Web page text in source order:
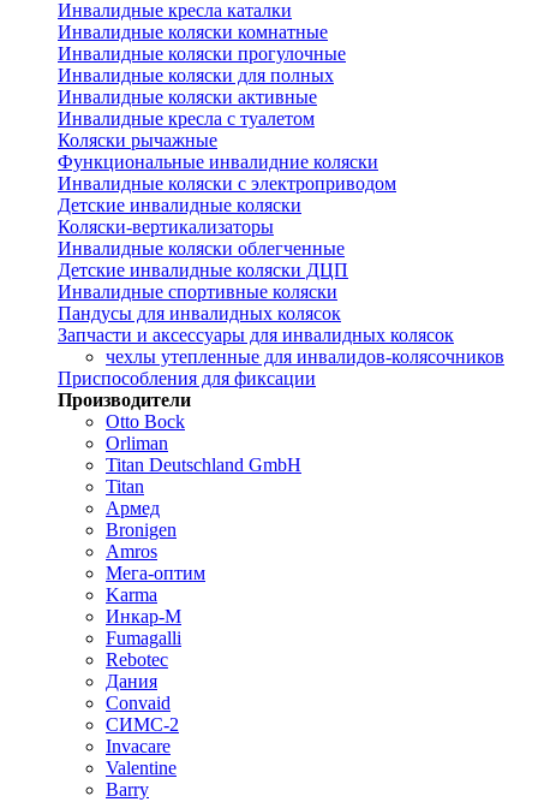
Инвалидные кресла каталки
Инвалидные коляски комнатные
Инвалидные коляски прогулочные
Инвалидные коляски для полных
Инвалидные коляски активные
Инвалидные кресла с туалетом
Коляски рычажные
Функциональные инвалидние коляски
Инвалидные коляски с электроприводом
Детские инвалидные коляски
Коляски-вертикализаторы
Инвалидные коляски облегченные
Детские инвалидные коляски ДЦП
Инвалидные спортивные коляски
Пандусы для инвалидных колясок
Запчасти и аксессуары для инвалидных колясок
чехлы утепленные для инвалидов-колясочников
Приспособления для фиксации
Производители
Otto Bock
Orliman
Titan Deutschland GmbH
Titan
Армед
Bronigen
Amros
Мега-оптим
Karma
Инкар-М
Fumagalli
Rebotec
Дания
Convaid
СИМС-2
Invacare
Valentine
Barry